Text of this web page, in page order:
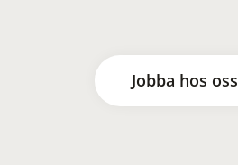
Jobba hos oss